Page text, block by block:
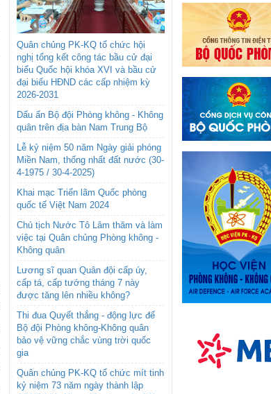
Quân chủng PK-KQ tổ chức hội
nghị tổng kết công tác bầu cử đại
biểu Quốc hội khóa XVI và bầu cử
đại biểu HĐND các cấp nhiệm kỳ
2026-2031
Dấu ấn Bộ đội Phòng không - Không
quân trên địa bàn Nam Trung Bộ
Lễ kỷ niệm 50 năm Ngày giải phóng
Miền Nam, thống nhất đất nước (30-
4-1975 / 30-4-2025)
Khai mạc Triển lãm Quốc phòng
quốc tế Việt Nam 2024
Chủ tịch Nước Tô Lâm thăm và làm
việc tại Quân chủng Phòng không -
Không quân
Lương sĩ quan Quân đội cấp úy,
cấp tá, cấp tướng tháng 7 này
được tăng lên nhiều không?
Thi đua Quyết thắng - động lực để
Bộ đội Phòng không-Không quân
bảo vệ vững chắc vùng trời quốc
gia
Quân chủng PK-KQ tổ chức mít tinh
kỷ niệm 73 năm ngày thành lập